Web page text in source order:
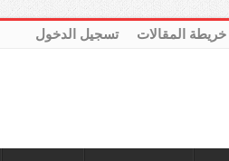
خريطة المقالات تسجيل الدخول